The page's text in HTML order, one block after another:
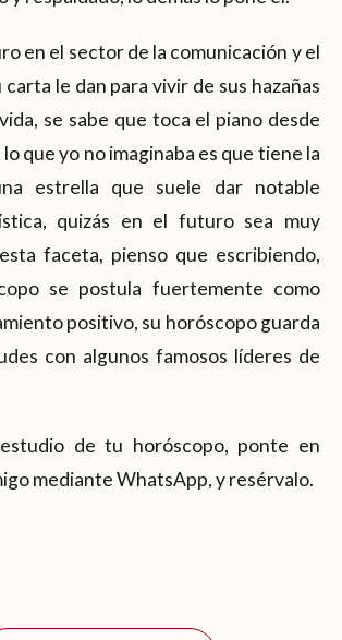
en el sector de la comunicación y el
le dan para vivir de sus hazañas
se sabe que toca el piano desde
que yo no imaginaba es que tiene la
estrella que suele dar notable
quizás en el futuro sea muy
faceta, pienso que escribiendo,
se postula fuertemente como
positivo, su horóscopo guarda
con algunos famosos líderes de
de tu horóscopo, ponte en
mediante WhatsApp, y resérvalo.